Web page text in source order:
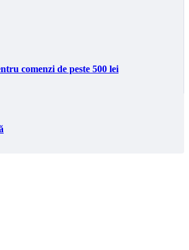
comenzi de peste 500 lei